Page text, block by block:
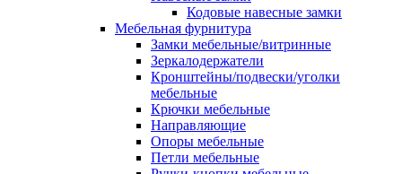
Кодовые навесные замки
Мебельная фурнитура
Замки мебельные/витринные
Зеркалодержатели
Кронштейны/подвески/уголки
мебельные
Крючки мебельные
Направляющие
Опоры мебельные
Петли мебельные